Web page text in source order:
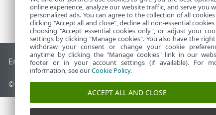
End of Life Base de connaissances ESETForum ESET
© 1992 - 2026 ESET, spol. s r.o. - Tous droits réservés.
online experience, analyze our website traffic, and serve you
personalized ads. You can agree to the collection of all
clicking "Accept all and close", decline all non-essential
choosing "Accept essential cookies only", or adjust your
settings by clicking "Manage cookies". You also have the
withdraw your consent or change your cookie
anytime by clicking the "Manage cookies" link in our
footer or in your account settings (if available). For
information, see ourCookie Policy.
ACCEPT ALL AND CLOSE